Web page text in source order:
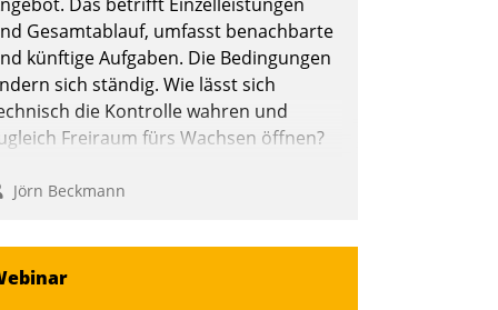
Gesamtablauf, umfasst benachbarte
künftige Aufgaben. Die Bedingungen
sich ständig. Wie lässt sich
die Kontrolle wahren und
Freiraum fürs Wachsen öffnen?
Jörn Beckmann